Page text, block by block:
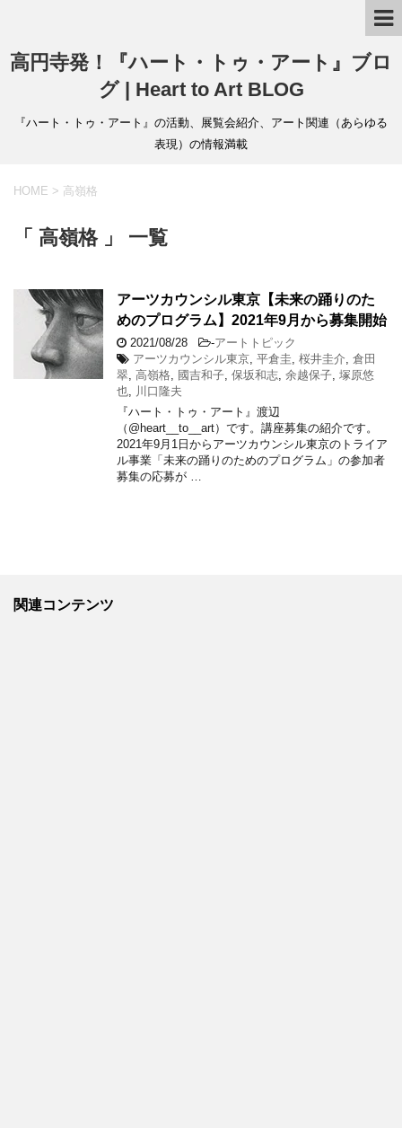
高円寺発！『ハート・トゥ・アート』ブロ
グ | Heart to Art BLOG
『ハート・トゥ・アート』の活動、展覧会紹介、アート関連（あらゆる
表現）の情報満載
HOME > 高嶺格
「 高嶺格 」 一覧
アーツカウンシル東京【未来の踊りのた
めのプログラム】2021年9月から募集開始
2021/08/28 -アートトピック
アーツカウンシル東京 平倉圭 桜井圭介 倉田
翠 高嶺格 國吉和子 保坂和志 余越保子 塚原悠
也
川口隆夫
『ハート・トゥ・アート』渡辺
（@heart__to__art）です。講座募集の紹介です。
2021年9月1日からアーツカウンシル東京のトライア
ル事業「未来の踊りのためのプログラム」の参加者
募集の応募が …
関連コンテンツ